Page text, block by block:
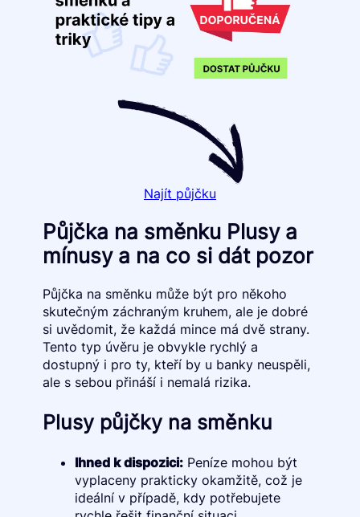
Najít půjčku
Půjčka na směnku Plusy a
mínusy a na co si dát pozor
Půjčka na směnku může být pro někoho
skutečným záchraným kruhem, ale je dobré
si uvědomit, že každá mince má dvě strany.
Tento typ úvěru je obvykle rychlý a
dostupný i pro ty, kteří by u banky neuspěli,
ale s sebou přináší i nemalá rizika.
Plusy půjčky na směnku
Ihned k dispozici:Peníze mohou být
vyplaceny prakticky okamžitě, což je
ideální v případě, kdy potřebujete